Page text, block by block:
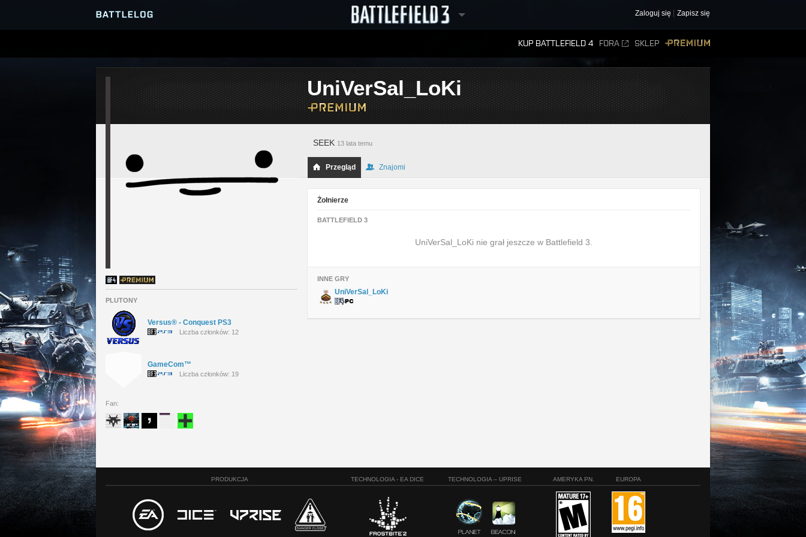
Zaloguj się Zapisz się
KUP BATTLEFIELD 4 FORA SKLEP
RANKINGI
PLUTONY
Versus® - Conquest PS3
Liczba członków: 12
GameCom™
Liczba członków: 19
Fan:
UniVerSal_LoKi
SEEK 13 lata temu
Przegląd Znajomi
Żołnierze
BATTLEFIELD 3
UniVerSal_LoKi nie grał jeszcze w Battlefield 3.
INNE GRY
UniVerSal_LoKi
PRODUKCJA TECHNOLOGIA - EA DICE TECHNOLOGIA – UPRISE AMERYKA PN. EUROPA